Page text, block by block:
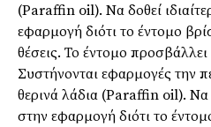
(Paraffin oil). Να δοθεί
εφαρμογή διότι το έντομο
θέσεις. Το έντομο προσβάλλει
Συστήνονται εφαρμογές την
θερινά λάδια (Paraffin oil). Να
στην εφαρμογή διότι το